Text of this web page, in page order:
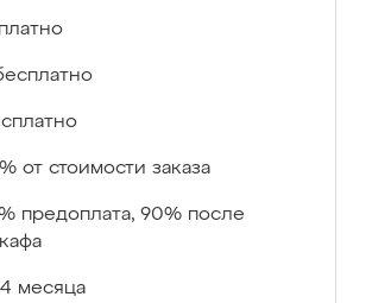
от стоимости заказа
предоплата, 90% после
месяца